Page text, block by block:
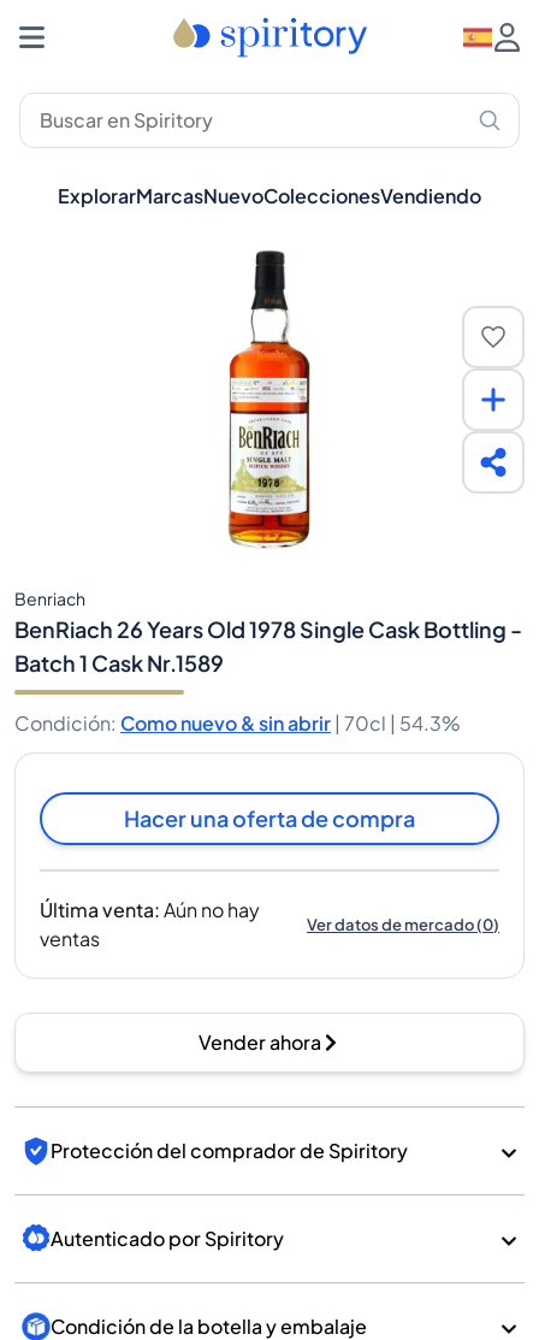
ExplorarMarcasNuevoColeccionesVendiendo
Benriach
BenRiach 26 Years Old 1978 Single Cask Bottling -
Batch 1 Cask Nr.1589
Condición: Como nuevo & sin abrir | 70cl | 54.3%
Hacer una oferta de compra
Última venta:Aún no hay
ventas
Ver datos de mercado(0)
Vender ahora
Protección del comprador de Spiritory
Autenticado por Spiritory
Condición de la botella y embalaje